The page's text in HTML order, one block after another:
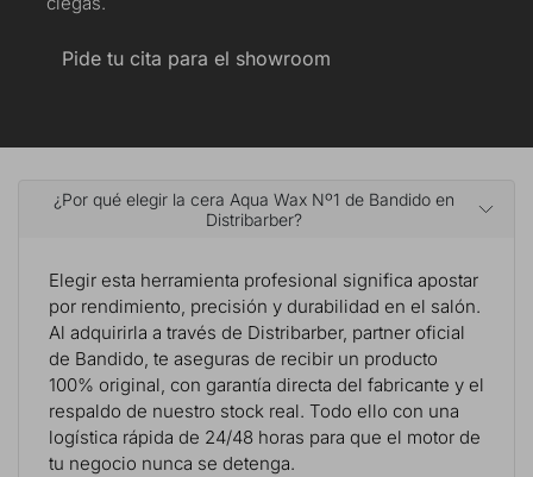
Pide tu cita para el showroom
¿Por qué elegir la cera Aqua Wax Nº1 de Bandido en
Distribarber?
Elegir esta herramienta profesional significa apostar
por rendimiento, precisión y durabilidad en el salón.
Al adquirirla a través de Distribarber, partner oficial
de Bandido, te aseguras de recibir un producto
100% original, con garantía directa del fabricante y el
respaldo de nuestro stock real. Todo ello con una
logística rápida de 24/48 horas para que el motor de
tu negocio nunca se detenga.